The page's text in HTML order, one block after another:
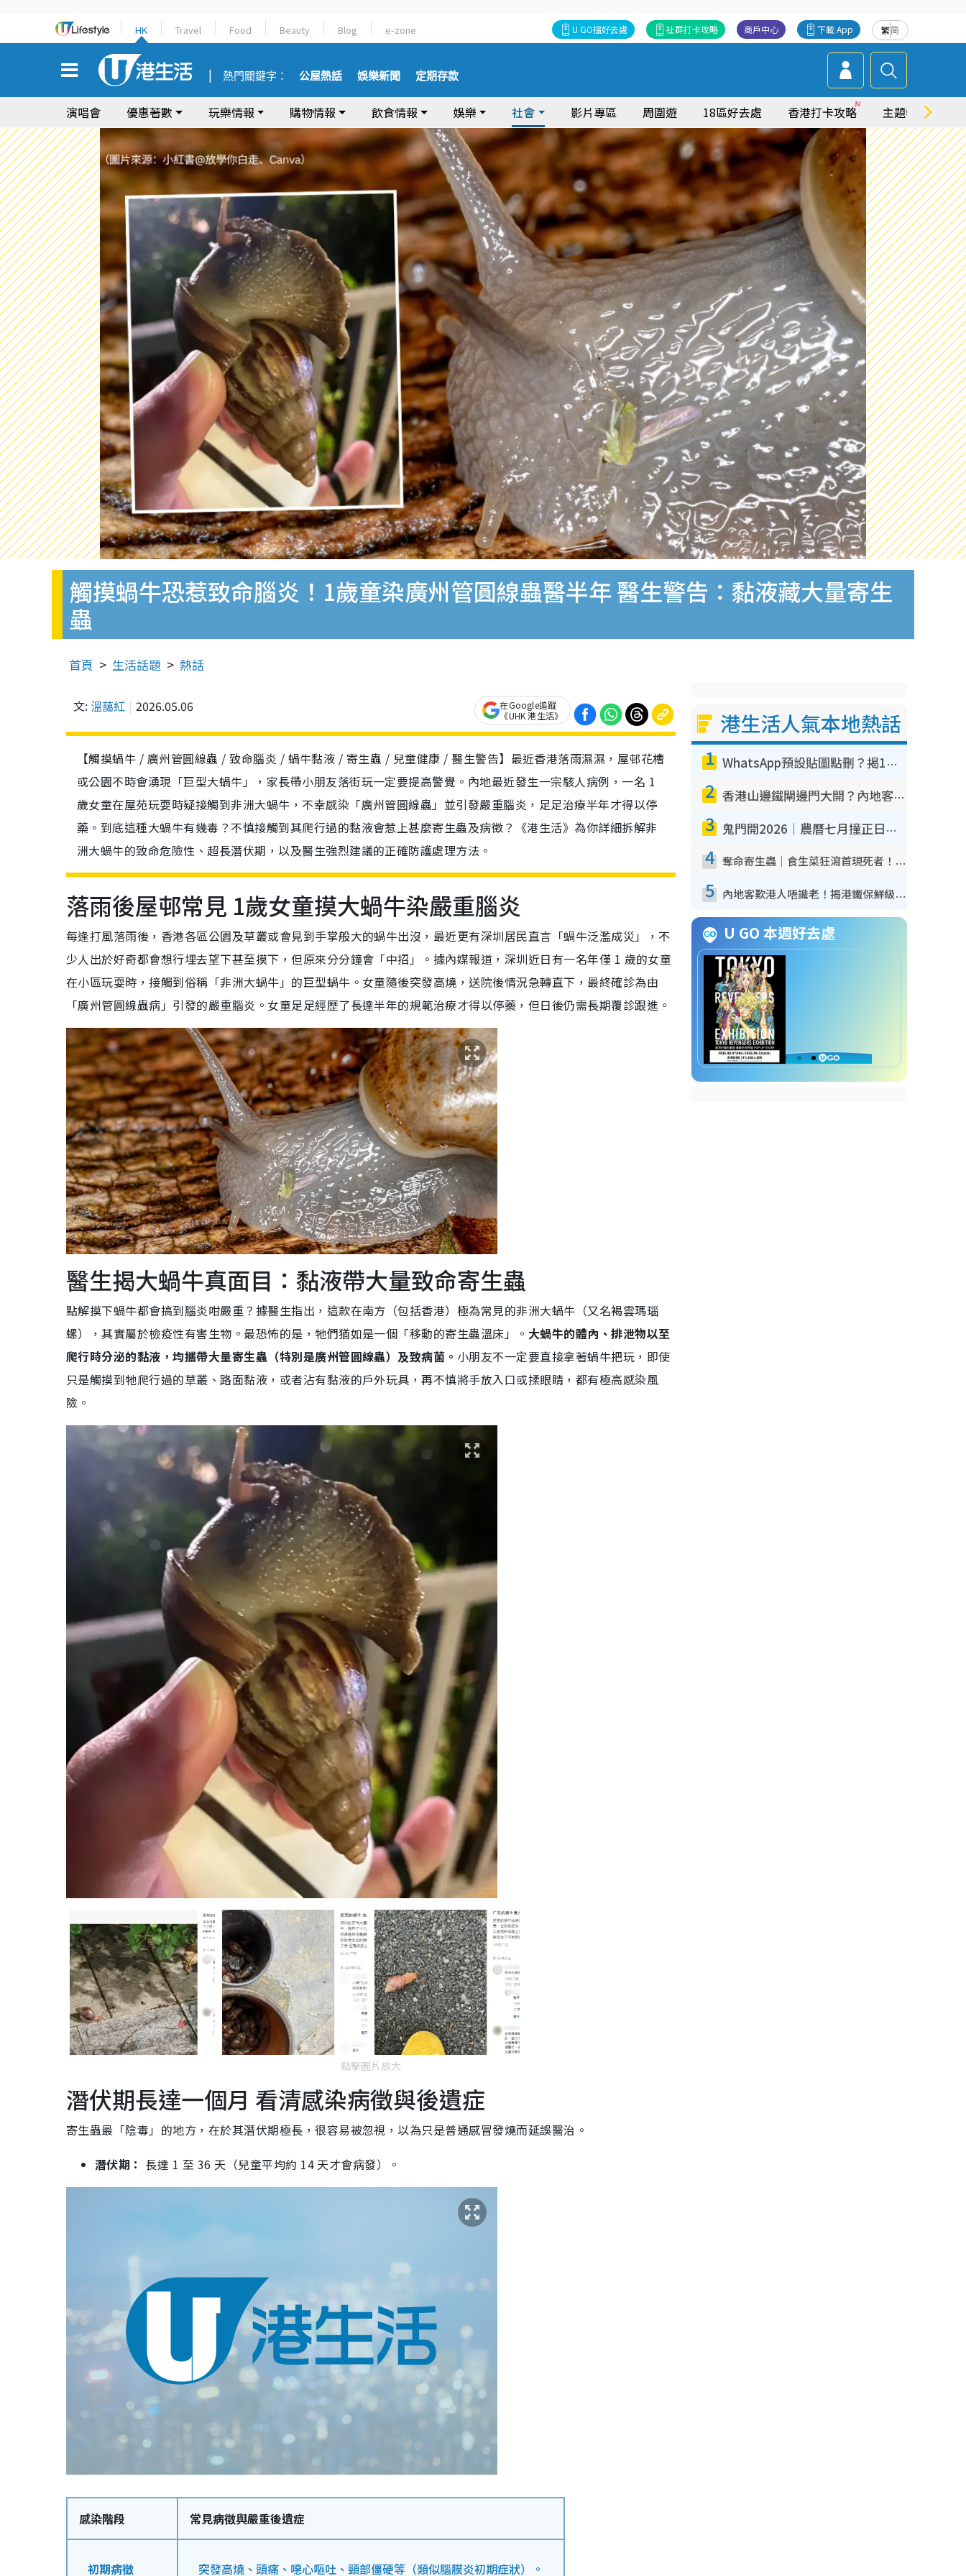
HK Travel Food Beauty Blog e-zone 繁简
下載 App
商戶中心
社群打卡攻略
U GO搵好去處
熱門關鍵字： 公屋熱話 娛樂新聞 定期存款
演唱會 優惠著數 玩樂情報 購物情報 飲食情報 娛樂 社會 影片專區 周圍遊 18區好去處 香港打卡攻略 主題特集
觸摸蝸牛恐惹致命腦炎！1歲童染廣州管圓線蟲醫半年 醫生警告：黏液藏大量寄生
蟲
首頁 生活話題 熱話
文: 溫藹紅 2026.05.06
在Google追蹤
《UHK 港生活》
【觸摸蝸牛 / 廣州管圓線蟲 / 致命腦炎 / 蝸牛黏液 / 寄生蟲 / 兒童健康 / 醫生警告】最近香港落雨濕濕，屋邨花槽
或公園不時會湧現「巨型大蝸牛」，家長帶小朋友落街玩一定要提高警覺。內地最近發生一宗駭人病例，一名 1
歲女童在屋苑玩耍時疑接觸到非洲大蝸牛，不幸感染「廣州管圓線蟲」並引發嚴重腦炎，足足治療半年才得以停
藥。到底這種大蝸牛有幾毒？不慎接觸到其爬行過的黏液會惹上甚麼寄生蟲及病徵？《港生活》為你詳細拆解非
洲大蝸牛的致命危險性、超長潛伏期，以及醫生強烈建議的正確防護處理方法。
落雨後屋邨常見 1歲女童摸大蝸牛染嚴重腦炎
每逢打風落雨後，香港各區公園及草叢或會見到手掌般大的蝸牛出沒，最近更有深圳居民直言「蝸牛泛濫成災」，不
少人出於好奇都會想行埋去望下甚至摸下，但原來分分鐘會「中招」。據內媒報道，深圳近日有一名年僅 1 歲的女童
在小區玩耍時，接觸到俗稱「非洲大蝸牛」的巨型蝸牛。女童隨後突發高燒，送院後情況急轉直下，最終確診為由
「廣州管圓線蟲病」引發的嚴重腦炎。女童足足經歷了長達半年的規範治療才得以停藥，但日後仍需長期覆診跟進。
醫生揭大蝸牛真面目：黏液帶大量致命寄生蟲
點解摸下蝸牛都會搞到腦炎咁嚴重？據醫生指出，這款在南方（包括香港）極為常見的非洲大蝸牛（又名褐雲瑪瑙
螺），其實屬於檢疫性有害生物。最恐怖的是，牠們猶如是一個「移動的寄生蟲溫床」。 大蝸牛的體內、排泄物以至
爬行時分泌的黏液，均攜帶大量寄生蟲（特別是廣州管圓線蟲）及致病菌。 小朋友不一定要直接拿著蝸牛把玩，即使
只是觸摸到牠爬行過的草叢、路面黏液，或者沾有黏液的戶外玩具，再不慎將手放入口或揉眼睛，都有極高感染風
險。
點擊圖片放大
潛伏期長達一個月 看清感染病徵與後遺症
寄生蟲最「陰毒」的地方，在於其潛伏期極長，很容易被忽視，以為只是普通感冒發燒而延誤醫治。
潛伏期： 長達 1 至 36 天（兒童平均約 14 天才會病發）。
感染階段 常見病徵與嚴重後遺症
初期病徵 突發高燒、頭痛、噁心嘔吐、頸部僵硬等（類似腦膜炎初期症狀）。
港生活人氣本地熱話
1 WhatsApp預設貼圖點刪？揭1招「反向操作」還原簡潔介面 附3步實測教學
2 香港山邊鐵閘邊門大開？內地客困惑意義何在！網民神回覆：呢種叫法理性防禦
3 鬼門開2026｜農曆七月撞正日全食特別邪？專家警告切忌做一事！揭4大禁忌+2招保平安
4 奪命寄生蟲｜食生菜狂瀉首現死者！疫潮惡化錄1.8萬宗病例 揭洗菜3大謬誤
5 內地客歎港人唔識老！揭港鐵保鮮級冷氣 港人求放過：咪投訴
U GO 本週好去處